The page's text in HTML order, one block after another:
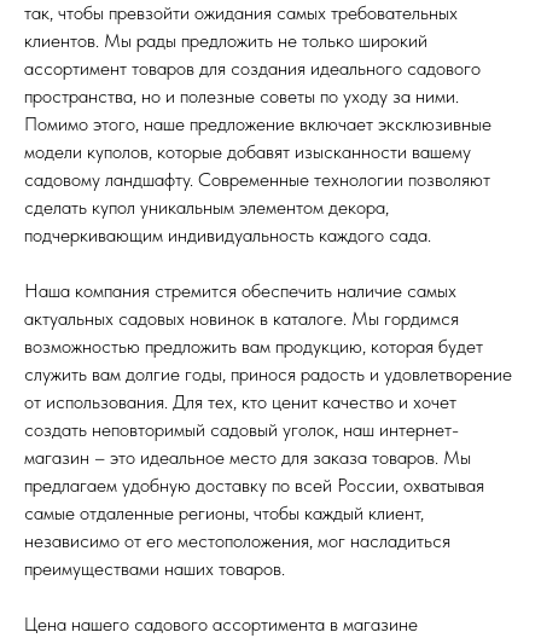
так, чтобы превзойти ожидания самых требовательных
клиентов. Мы рады предложить не только широкий
ассортимент товаров для создания идеального садового
пространства, но и полезные советы по уходу за ними.
Помимо этого, наше предложение включает эксклюзивные
модели куполов, которые добавят изысканности вашему
садовому ландшафту. Современные технологии позволяют
сделать купол уникальным элементом декора,
подчеркивающим индивидуальность каждого сада.
Наша компания стремится обеспечить наличие самых
актуальных садовых новинок в каталоге. Мы гордимся
возможностью предложить вам продукцию, которая будет
служить вам долгие годы, принося радость и удовлетворение
от использования. Для тех, кто ценит качество и хочет
создать неповторимый садовый уголок, наш интернет-
магазин – это идеальное место для заказа товаров. Мы
предлагаем удобную доставку по всей России, охватывая
самые отдаленные регионы, чтобы каждый клиент,
независимо от его местоположения, мог насладиться
преимуществами наших товаров.
Цена нашего садового ассортимента в магазине